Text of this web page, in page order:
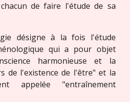
de faire l'étude de sa
désigne à la fois l'étude
qui a pour objet
harmonieuse et la
de l'existence de l'être" et la
appelée "entraînement